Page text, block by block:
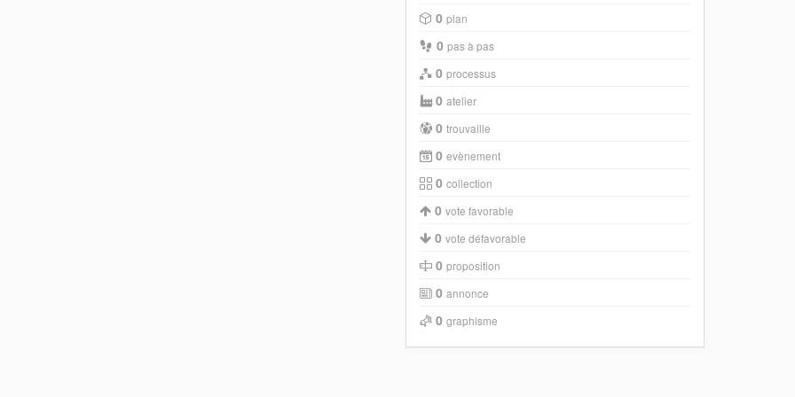
0 plan
0 pas à pas
0 processus
0 atelier
0 trouvaille
0 evènement
0 collection
0 vote favorable
0 vote défavorable
0 proposition
0 annonce
0 graphisme